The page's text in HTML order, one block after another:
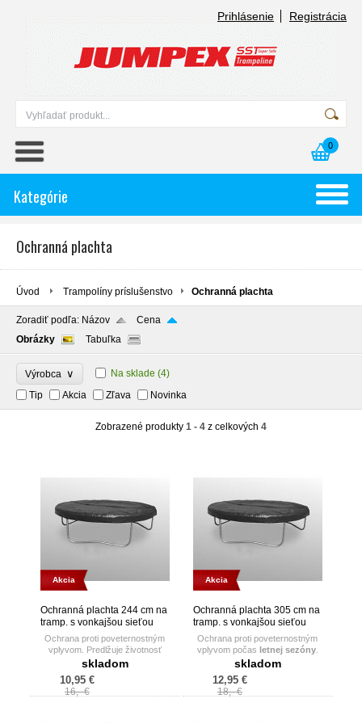
Prihlásenie Registrácia
0
Kategórie
Ochranná plachta
Úvod Trampolíny príslušenstvo Ochranná plachta
Zoradiť podľa: Názov
Cena
Obrázky
Tabuľka
Výrobca ∨ Na sklade (4)
Tip
Akcia Zľava Novinka
Zobrazené produkty 1 - 4 z celkových 4
Akcia
Ochranná plachta 244 cm na
tramp. s vonkajšou sieťou
Ochrana proti poveternostným
vplyvom. Predlžuje životnosť
trampolíny
skladom
10,95 €
16,- €
Akcia
Ochranná plachta 305 cm na
tramp. s vonkajšou sieťou
Ochrana proti poveternostným
vplyvom počas letnej sezóny.
Predlžuje životnosť trampolíny.
skladom
12,95 €
18,- €